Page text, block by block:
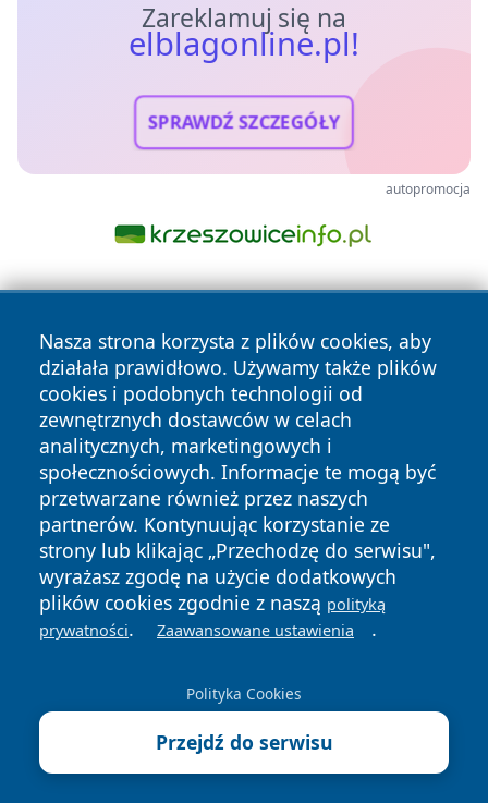
Zareklamuj się na
elblagonline.pl!
SPRAWDŹ SZCZEGÓŁY
autopromocja
Nasza strona korzysta z plików cookies, aby
działała prawidłowo. Używamy także plików
cookies i podobnych technologii od
zewnętrznych dostawców w celach
analitycznych, marketingowych i
społecznościowych. Informacje te mogą być
przetwarzane również przez naszych
partnerów. Kontynuując korzystanie ze
strony lub klikając „Przechodzę do serwisu",
wyrażasz zgodę na użycie dodatkowych
plików cookies zgodnie z naszą polityką
prywatności. Zaawansowane ustawienia .
Polityka Cookies
Przejdź do serwisu
Copyright © 2026 elblagonline.pl Wszystkie prawa
zastrzeżone.
News Autorzy
Polityka
Prywatności
Polityka
Cookies